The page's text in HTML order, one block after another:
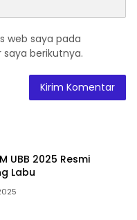
web saya pada
berikutnya.
UBB 2025 Resmi
Labu